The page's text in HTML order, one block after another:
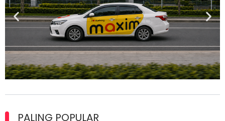
lesen separuh pertama 2026
PALING POPULAR